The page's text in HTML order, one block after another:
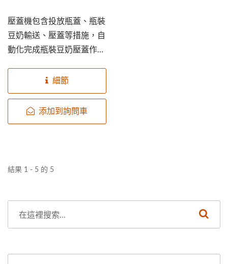
壓蓋機包含投放瓶蓋、瓶裝
豆奶輸送、壓蓋等措施，自
動化完成瓶裝豆奶壓蓋作
生產目標。 細節
添加到詢問車
結果 1 - 5 的 5